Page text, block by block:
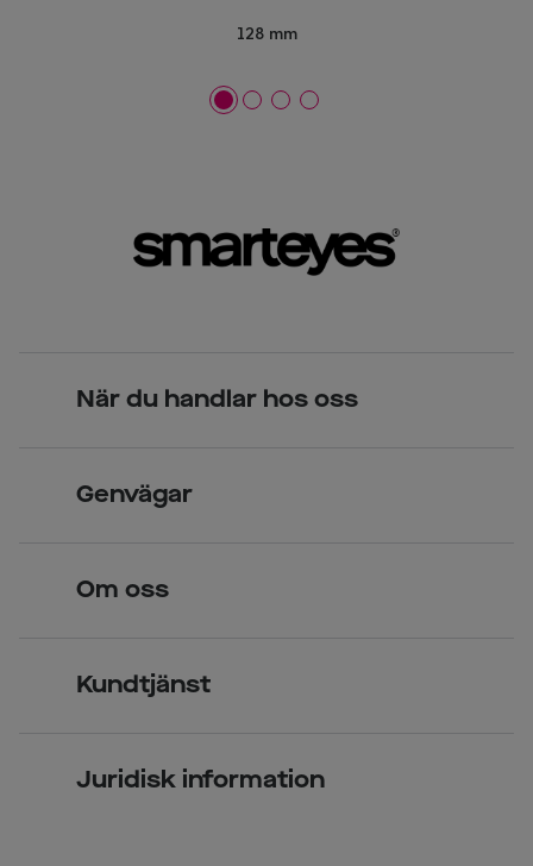
128 mm
När du handlar hos oss
Över 70 butiker
Genvägar
Kontaktlinser
Om oss
Kundtjänst
Juridisk information